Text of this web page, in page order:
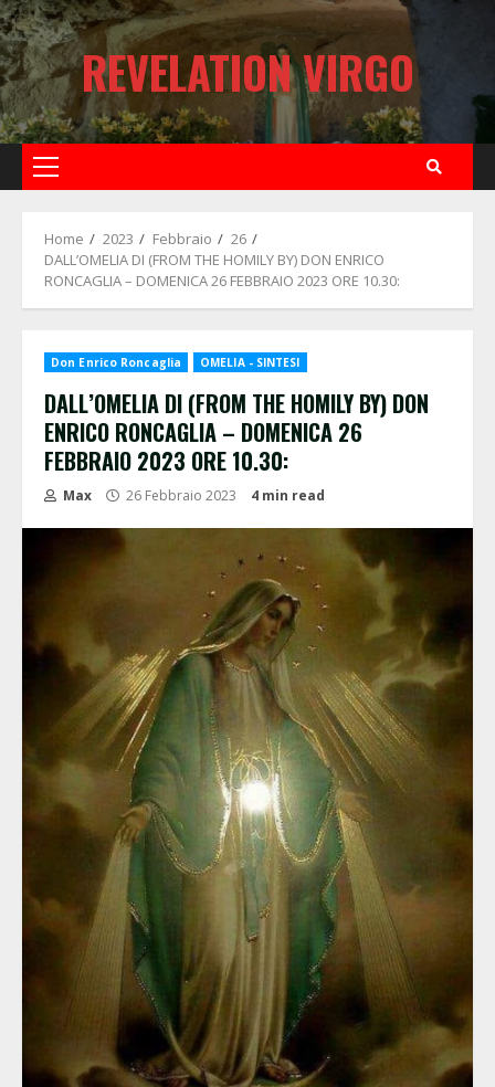
Skip
to
content
REVELATION VIRGO
Primary
Home 2023 Febbraio
26
DALL’OMELIA DI (FROM THE HOMILY BY) DON ENRICO
RONCAGLIA – DOMENICA 26 FEBBRAIO 2023 ORE 10.30:
Don Enrico Roncaglia OMELIA - SINTESI
DALL’OMELIA DI (FROM THE HOMILY BY) DON
ENRICO RONCAGLIA – DOMENICA 26
FEBBRAIO 2023 ORE 10.30:
Max 26 Febbraio 2023 4 min read